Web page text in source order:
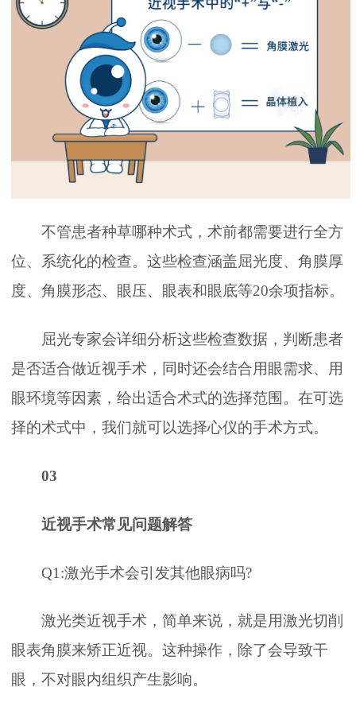
不管患者种草哪种术式，术前都需要进行全方
位、系统化的检查。这些检查涵盖屈光度、角膜厚
度、角膜形态、眼压、眼表和眼底等20余项指标。
屈光专家会详细分析这些检查数据，判断患者
是否适合做近视手术，同时还会结合用眼需求、用
眼环境等因素，给出适合术式的选择范围。在可选
择的术式中，我们就可以选择心仪的手术方式。
03
近视手术常见问题解答
Q1:激光手术会引发其他眼病吗?
激光类近视手术，简单来说，就是用激光切削
眼表角膜来矫正近视。这种操作，除了会导致干
眼，不对眼内组织产生影响。